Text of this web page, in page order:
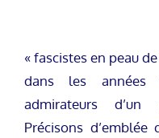
« fascistes en peau
dans les années
admirateurs d’un
Précisons